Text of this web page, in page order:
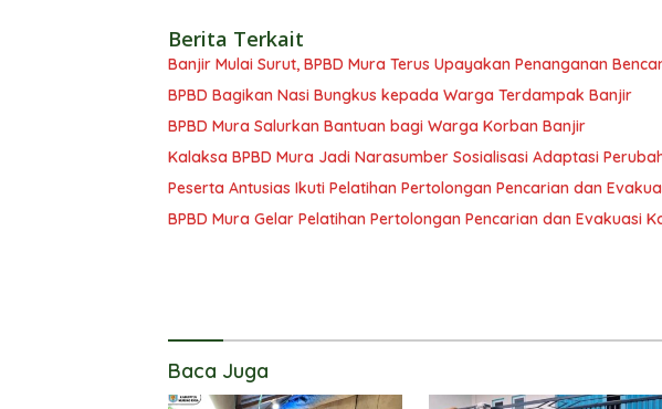
Berita Terkait
Banjir Mulai Surut, BPBD Mura Terus Upayakan Penanganan
BPBD Bagikan Nasi Bungkus kepada Warga Terdampak Banjir
BPBD Mura Salurkan Bantuan bagi Warga Korban Banjir
Kalaksa BPBD Mura Jadi Narasumber Sosialisasi Adaptasi
Peserta Antusias Ikuti Pelatihan Pertolongan Pencarian dan
BPBD Mura Gelar Pelatihan Pertolongan Pencarian dan Evakuasi
Baca Juga